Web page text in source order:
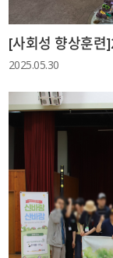
[사회성 향상훈련
2025.05.30